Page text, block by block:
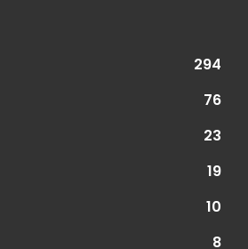
294
76
23
19
10
8